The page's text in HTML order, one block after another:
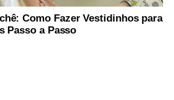
Como Fazer Vestidinhos para
Passo a Passo